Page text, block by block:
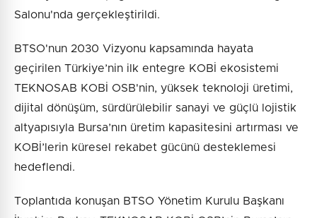
Salonu'nda gerçekleştirildi.
BTSO'nun 2030 Vizyonu kapsamında hayata
geçirilen Türkiye’nin ilk entegre KOBİ ekosistemi
TEKNOSAB KOBİ OSB'nin, yüksek teknoloji üretimi,
dijital dönüşüm, sürdürülebilir sanayi ve güçlü lojistik
altyapısıyla Bursa’nın üretim kapasitesini artırması ve
KOBİ’lerin küresel rekabet gücünü desteklemesi
hedeflendi.
Toplantıda konuşan BTSO Yönetim Kurulu Başkanı